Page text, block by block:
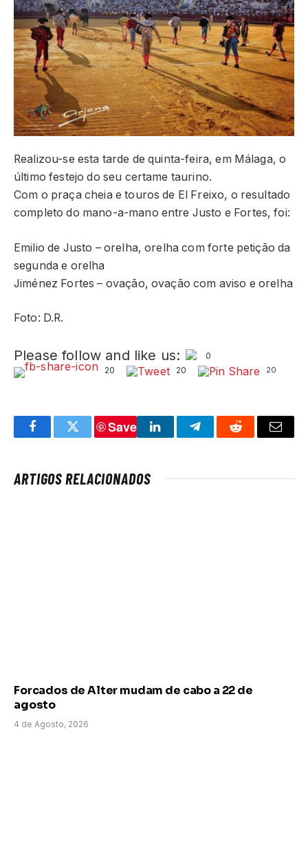
Realizou-se esta tarde de quinta-feira, em Málaga, o
último festejo do seu certame taurino.
Com o praça cheia e touros de El Freixo, o resultado
completo do mano-a-mano entre Justo e Fortes, foi:
Emilio de Justo – orelha, orelha com forte petição da
segunda e orelha
Jiménez Fortes – ovação, ovação com aviso e orelha
Foto: D.R.
Please follow and like us:
0
20
20 20
FacebookTwitter
Save
LinkedInTelegramReddit Email
ARTIGOS RELACIONADOS
Forcados de Alter mudam de cabo a 22 de
agosto
4 de Agosto, 2026